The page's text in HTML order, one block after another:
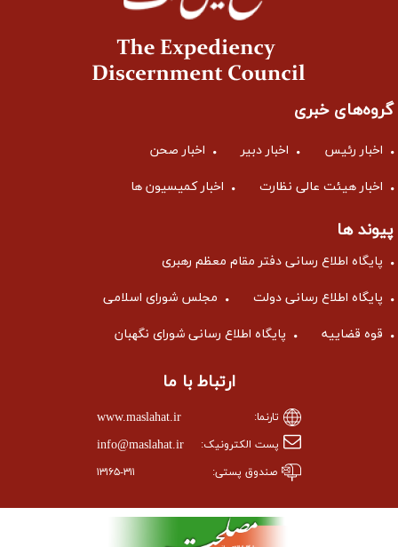
گروه‌های خبری
اخبار رئیس اخبار دبیر اخبار صحن
اخبار هیئت عالی نظارت اخبار کمیسیون ها
پیوند ها
پایگاه اطلاع رسانی دفتر مقام معظم رهبری
پایگاه اطلاع رسانی دولت مجلس شورای اسلامی
قوه قضاییه پایگاه اطلاع رسانی شورای نگهبان
ارتباط با ما
تارنما: www.maslahat.ir
پست الکترونیک: info@maslahat.ir
صندوق پستی: ۱۳۱۶۵-۳۱۱